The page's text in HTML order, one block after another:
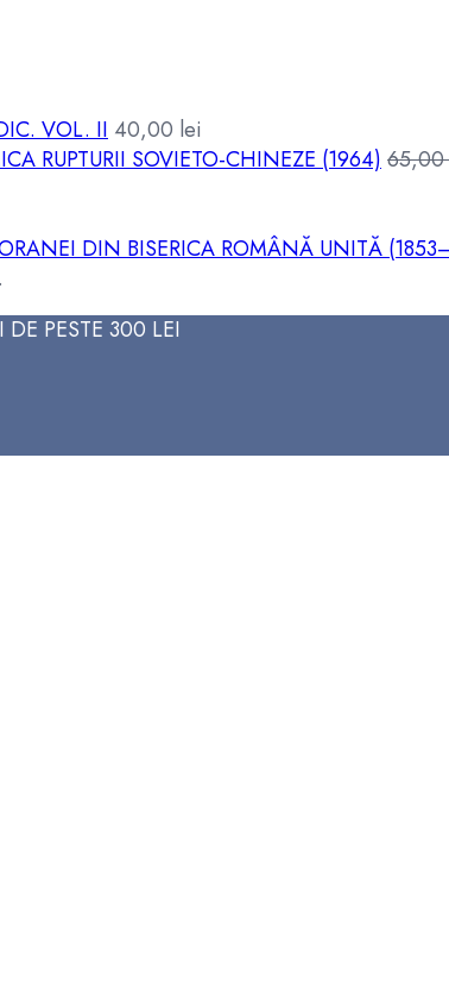
VOL. II 40,00 lei
RUPTURII SOVIETO-CHINEZE (1964) 65,00
DIN BISERICA ROMÂNĂ UNITĂ
PESTE 300 LEI